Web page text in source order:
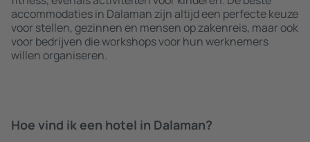
accommodaties in Dalaman zijn altijd een perfecte keuze
voor stellen, gezinnen en mensen op zakenreis, maar ook
voor bedrijven die workshops voor hun werknemers
willen organiseren.
Hoe vind ik een hotel in Dalaman?